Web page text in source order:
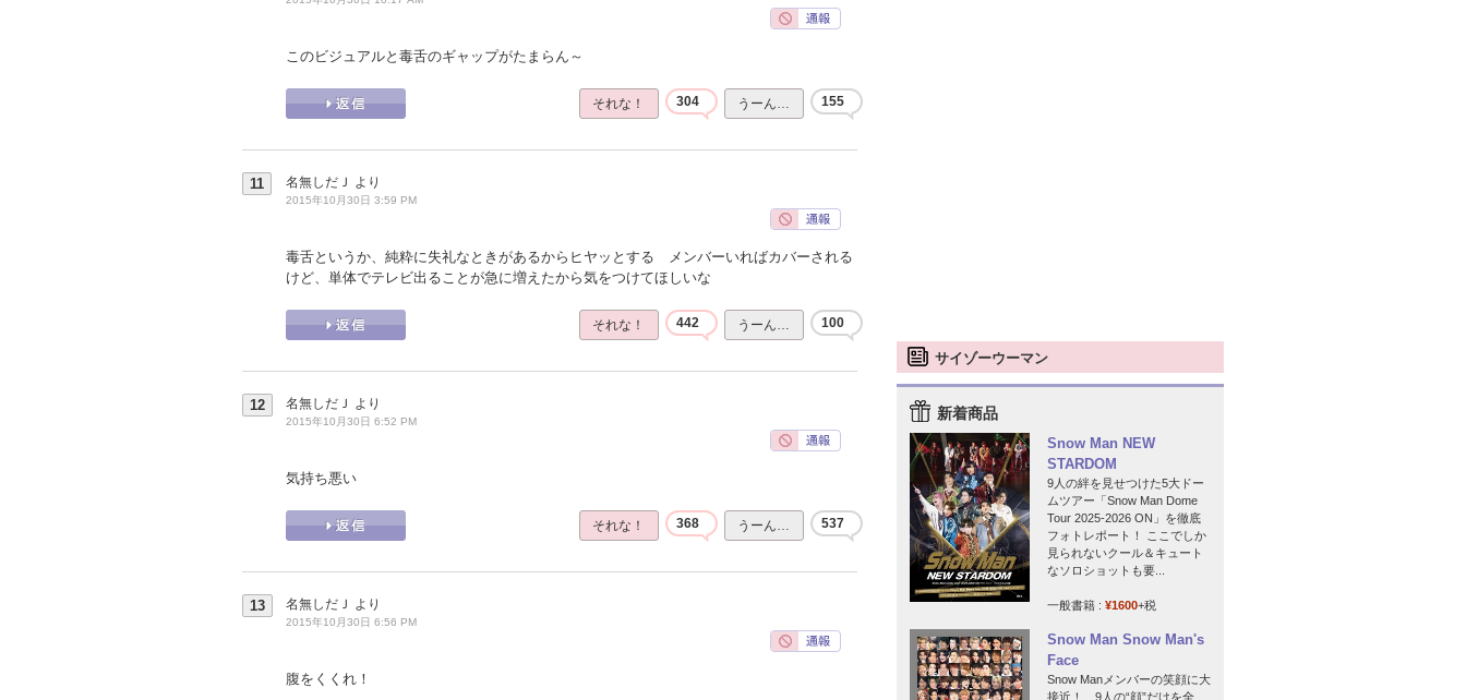
このビジュアルと毒舌のギャップがたまらん～
それな！ 304 うーん… 155
11 名無しだＪ より
2015年10月30日 3:59 PM
毒舌というか、純粋に失礼なときがあるからヒヤッとする メンバーいればカバーされる
けど、単体でテレビ出ることが急に増えたから気をつけてほしいな
それな！ 442 うーん… 100
12 名無しだＪ より
2015年10月30日 6:52 PM
気持ち悪い
それな！ 368 うーん… 537
13 名無しだＪ より
2015年10月30日 6:56 PM
腹をくくれ！
サイゾーウーマン
新着商品
Snow Man NEW
STARDOM
9人の絆を見せつけた5大ドー
ムツアー「Snow Man Dome
Tour 2025-2026 ON」を徹底
フォトレポート！ ここでしか
見られないクール＆キュート
なソロショットも要...
一般書籍 : ¥1600+税
Snow Man Snow Man's
Face
Snow Manメンバーの笑顔に大
接近！ 9人の“顔”だけを全